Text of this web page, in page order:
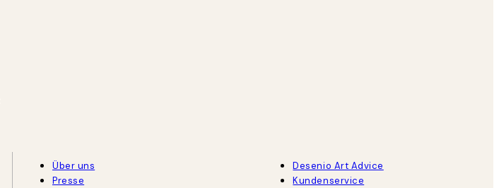
Über uns
Presse
Desenio Art Advice
Kundenservice